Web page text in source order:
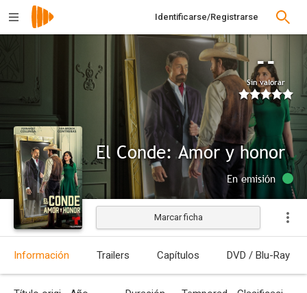
Identificarse/Registrarse
--
Sin valorar
El Conde: Amor y honor
En emisión
Marcar ficha
Información Trailers Capítulos DVD / Blu-Ray